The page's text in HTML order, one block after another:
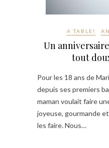
A TABLE!
Un
tout
Pour les 18 ans de
depuis ses premiers
maman voulait faire
joyeuse, gourmande
les faire. Nous…